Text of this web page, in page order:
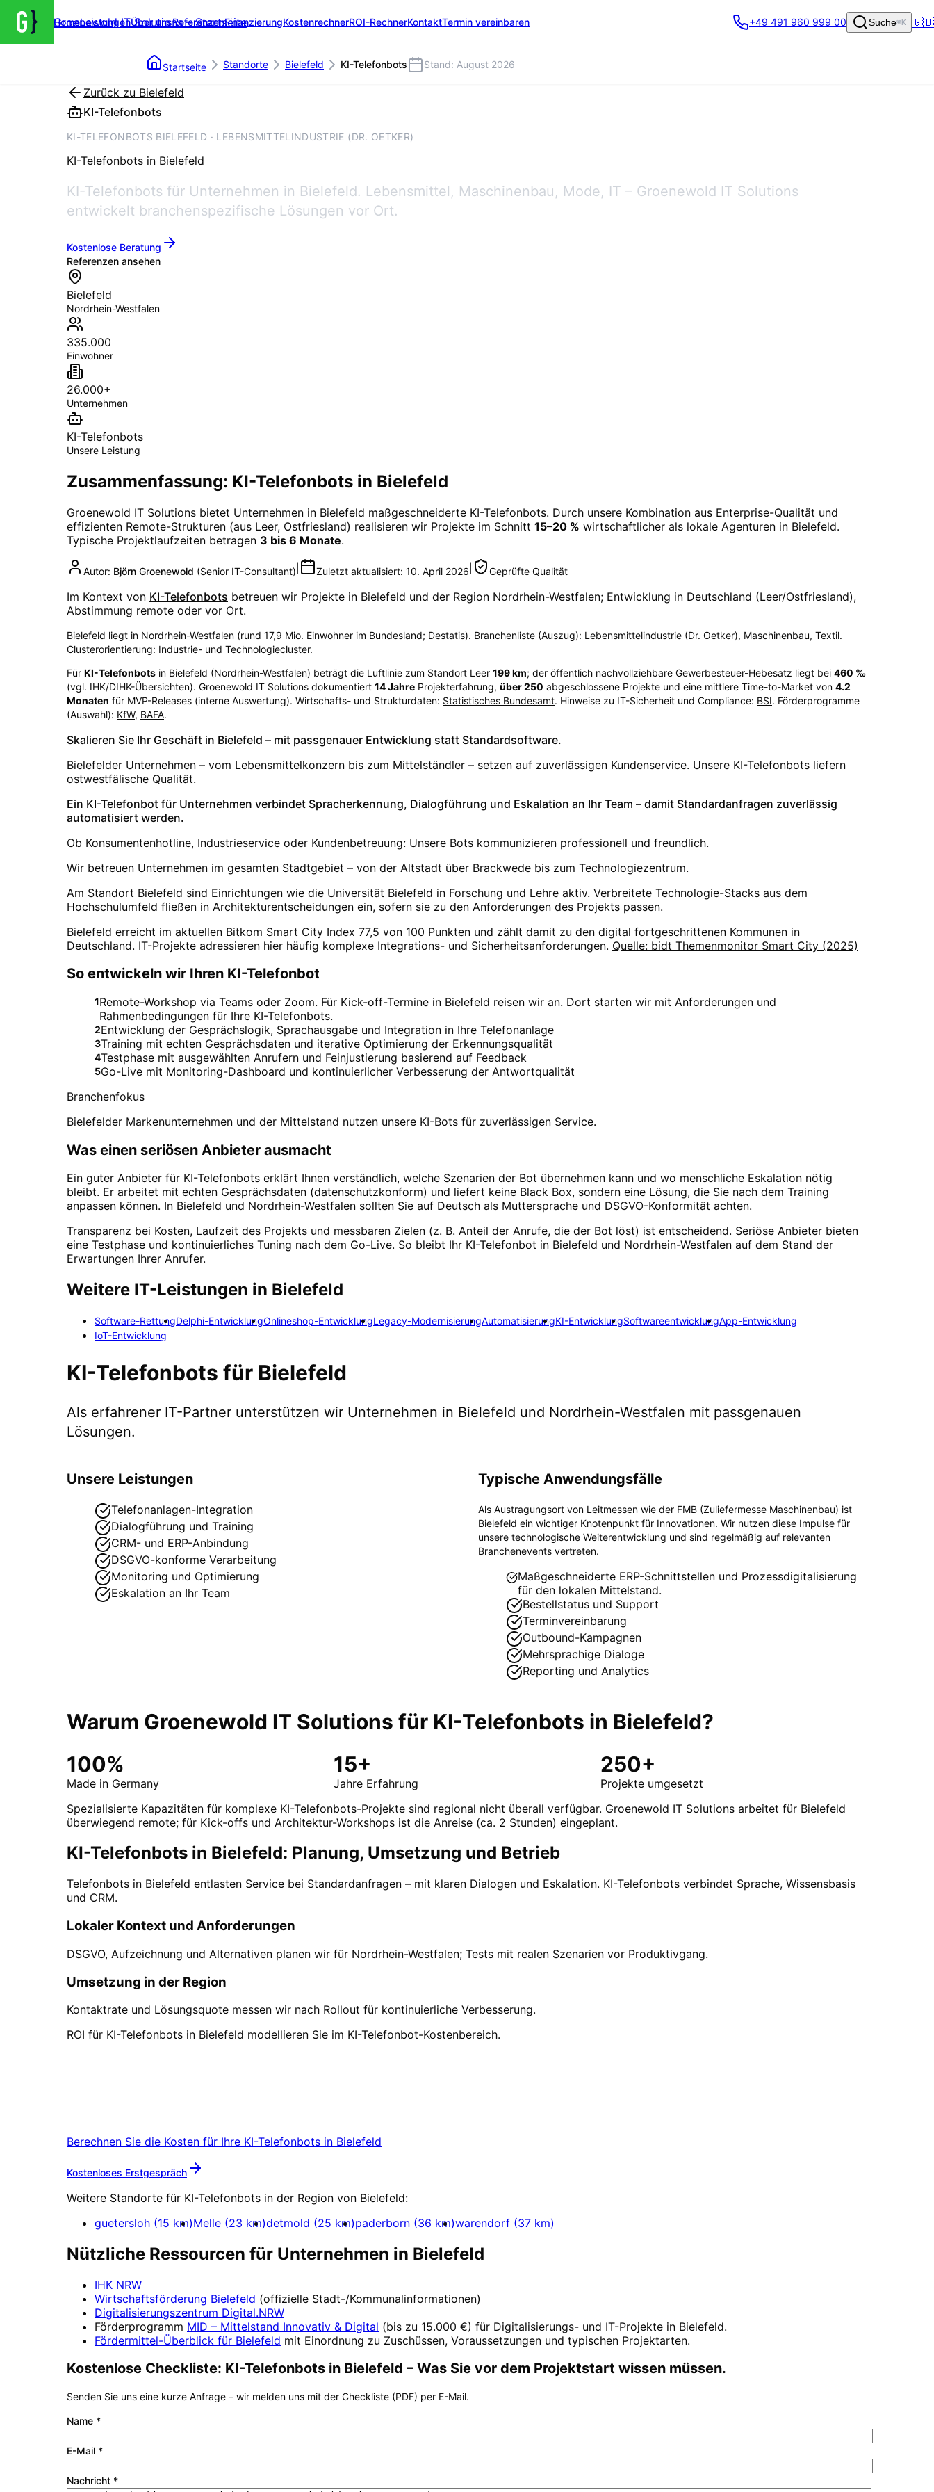
Groenewold IT Solutions – Startseite
HomeLeistungenÜber unsReferenzenFinanzierungKostenrechnerROI-RechnerKontaktTermin vereinbaren
Startseite Standorte Bielefeld KI-Telefonbots Stand: August 2026
+49 491 960 999 00 Suche⌘K 🇬🇧
Zurück zu Bielefeld
KI-Telefonbots
KI-TELEFONBOTS BIELEFELD · LEBENSMITTELINDUSTRIE (DR. OETKER)
KI-Telefonbots in Bielefeld
KI-Telefonbots für Unternehmen in Bielefeld. Lebensmittel, Maschinenbau, Mode, IT – Groenewold IT Solutions
entwickelt branchenspezifische Lösungen vor Ort.
Kostenlose Beratung
Referenzen ansehen
Bielefeld
Nordrhein-Westfalen
335.000
Einwohner
26.000+
Unternehmen
KI-Telefonbots
Unsere Leistung
Zusammenfassung: KI-Telefonbots in Bielefeld
Groenewold IT Solutions bietet Unternehmen in Bielefeld maßgeschneiderte KI-Telefonbots. Durch unsere Kombination aus Enterprise-Qualität und
effizienten Remote-Strukturen (aus Leer, Ostfriesland) realisieren wir Projekte im Schnitt 15–20 % wirtschaftlicher als lokale Agenturen in Bielefeld.
Typische Projektlaufzeiten betragen 3 bis 6 Monate.
Autor: Björn Groenewold (Senior IT-Consultant) Zuletzt aktualisiert: 10. April 2026 Geprüfte Qualität
Im Kontext von KI-Telefonbots betreuen wir Projekte in Bielefeld und der Region Nordrhein-Westfalen; Entwicklung in Deutschland (Leer/Ostfriesland),
Abstimmung remote oder vor Ort.
Bielefeld liegt in Nordrhein-Westfalen (rund 17,9 Mio. Einwohner im Bundesland; Destatis). Branchenliste (Auszug): Lebensmittelindustrie (Dr. Oetker), Maschinenbau, Textil.
Clusterorientierung: Industrie- und Technologiecluster.
Für KI-Telefonbots in Bielefeld (Nordrhein-Westfalen) beträgt die Luftlinie zum Standort Leer 199km; der öffentlich nachvollziehbare Gewerbesteuer-Hebesatz liegt bei 460 ‰
(vgl. IHK/DIHK-Übersichten). Groenewold IT Solutions dokumentiert 14Jahre Projekterfahrung, über250 abgeschlossene Projekte und eine mittlere Time-to-Market von 4.2
Monaten für MVP-Releases (interne Auswertung). Wirtschafts- und Strukturdaten: Statistisches Bundesamt. Hinweise zu IT-Sicherheit und Compliance: BSI. Förderprogramme
(Auswahl): KfW, BAFA.
Skalieren Sie Ihr Geschäft in Bielefeld – mit passgenauer Entwicklung statt Standardsoftware.
Bielefelder Unternehmen – vom Lebensmittelkonzern bis zum Mittelständler – setzen auf zuverlässigen Kundenservice. Unsere KI-Telefonbots liefern
ostwestfälische Qualität.
Ein KI-Telefonbot für Unternehmen verbindet Spracherkennung, Dialogführung und Eskalation an Ihr Team – damit Standardanfragen zuverlässig
automatisiert werden.
Ob Konsumentenhotline, Industrieservice oder Kundenbetreuung: Unsere Bots kommunizieren professionell und freundlich.
Wir betreuen Unternehmen im gesamten Stadtgebiet – von der Altstadt über Brackwede bis zum Technologiezentrum.
Am Standort Bielefeld sind Einrichtungen wie die Universität Bielefeld in Forschung und Lehre aktiv. Verbreitete Technologie-Stacks aus dem
Hochschulumfeld fließen in Architekturentscheidungen ein, sofern sie zu den Anforderungen des Projekts passen.
Bielefeld erreicht im aktuellen Bitkom Smart City Index 77,5 von 100 Punkten und zählt damit zu den digital fortgeschrittenen Kommunen in
Deutschland. IT-Projekte adressieren hier häufig komplexe Integrations- und Sicherheitsanforderungen. Quelle: bidt Themenmonitor Smart City (2025)
So entwickeln wir Ihren KI-Telefonbot
1Remote-Workshop via Teams oder Zoom. Für Kick-off-Termine in Bielefeld reisen wir an. Dort starten wir mit Anforderungen und
Rahmenbedingungen für Ihre KI-Telefonbots.
2Entwicklung der Gesprächslogik, Sprachausgabe und Integration in Ihre Telefonanlage
3Training mit echten Gesprächsdaten und iterative Optimierung der Erkennungsqualität
4Testphase mit ausgewählten Anrufern und Feinjustierung basierend auf Feedback
5Go-Live mit Monitoring-Dashboard und kontinuierlicher Verbesserung der Antwortqualität
Branchenfokus
Bielefelder Markenunternehmen und der Mittelstand nutzen unsere KI-Bots für zuverlässigen Service.
Was einen seriösen Anbieter ausmacht
Ein guter Anbieter für KI-Telefonbots erklärt Ihnen verständlich, welche Szenarien der Bot übernehmen kann und wo menschliche Eskalation nötig
bleibt. Er arbeitet mit echten Gesprächsdaten (datenschutzkonform) und liefert keine Black Box, sondern eine Lösung, die Sie nach dem Training
anpassen können. In Bielefeld und Nordrhein-Westfalen sollten Sie auf Deutsch als Muttersprache und DSGVO-Konformität achten.
Transparenz bei Kosten, Laufzeit des Projekts und messbaren Zielen (z. B. Anteil der Anrufe, die der Bot löst) ist entscheidend. Seriöse Anbieter bieten
eine Testphase und kontinuierliches Tuning nach dem Go-Live. So bleibt Ihr KI-Telefonbot in Bielefeld und Nordrhein-Westfalen auf dem Stand der
Erwartungen Ihrer Anrufer.
Weitere IT-Leistungen in Bielefeld
Software-RettungDelphi-EntwicklungOnlineshop-EntwicklungLegacy-ModernisierungAutomatisierungKI-EntwicklungSoftwareentwicklungApp-Entwicklung
IoT-Entwicklung
KI-Telefonbots für Bielefeld
Als erfahrener IT-Partner unterstützen wir Unternehmen in Bielefeld und Nordrhein-Westfalen mit passgenauen
Lösungen.
Unsere Leistungen
Telefonanlagen-Integration
Dialogführung und Training
CRM- und ERP-Anbindung
DSGVO-konforme Verarbeitung
Monitoring und Optimierung
Eskalation an Ihr Team
Typische Anwendungsfälle
Als Austragungsort von Leitmessen wie der FMB (Zuliefermesse Maschinenbau) ist
Bielefeld ein wichtiger Knotenpunkt für Innovationen. Wir nutzen diese Impulse für
unsere technologische Weiterentwicklung und sind regelmäßig auf relevanten
Branchenevents vertreten.
Maßgeschneiderte ERP-Schnittstellen und Prozessdigitalisierung
für den lokalen Mittelstand.
Bestellstatus und Support
Terminvereinbarung
Outbound-Kampagnen
Mehrsprachige Dialoge
Reporting und Analytics
Warum Groenewold IT Solutions für KI-Telefonbots in Bielefeld?
100%
Made in Germany
15+
Jahre Erfahrung
250+
Projekte umgesetzt
Spezialisierte Kapazitäten für komplexe KI-Telefonbots-Projekte sind regional nicht überall verfügbar. Groenewold IT Solutions arbeitet für Bielefeld
überwiegend remote; für Kick-offs und Architektur-Workshops ist die Anreise (ca. 2 Stunden) eingeplant.
KI-Telefonbots in Bielefeld: Planung, Umsetzung und Betrieb
Telefonbots in Bielefeld entlasten Service bei Standardanfragen – mit klaren Dialogen und Eskalation. KI-Telefonbots verbindet Sprache, Wissensbasis
und CRM.
Lokaler Kontext und Anforderungen
DSGVO, Aufzeichnung und Alternativen planen wir für Nordrhein-Westfalen; Tests mit realen Szenarien vor Produktivgang.
Umsetzung in der Region
Kontaktrate und Lösungsquote messen wir nach Rollout für kontinuierliche Verbesserung.
ROI für KI-Telefonbots in Bielefeld modellieren Sie im KI-Telefonbot-Kostenbereich.
Berechnen Sie die Kosten für Ihre KI-Telefonbots in Bielefeld
Kostenloses Erstgespräch
Weitere Standorte für KI-Telefonbots in der Region von Bielefeld:
guetersloh (15 km)Melle (23 km)detmold (25 km)paderborn (36 km)warendorf (37 km)
Nützliche Ressourcen für Unternehmen in Bielefeld
IHK NRW
Wirtschaftsförderung Bielefeld (offizielle Stadt-/Kommunalinformationen)
Digitalisierungszentrum Digital.NRW
Förderprogramm MID – Mittelstand Innovativ & Digital (bis zu 15.000 €) für Digitalisierungs- und IT-Projekte in Bielefeld.
Fördermittel-Überblick für Bielefeld mit Einordnung zu Zuschüssen, Voraussetzungen und typischen Projektarten.
Kostenlose Checkliste: KI-Telefonbots in Bielefeld – Was Sie vor dem Projektstart wissen müssen.
Senden Sie uns eine kurze Anfrage – wir melden uns mit der Checkliste (PDF) per E-Mail.
Name *
E-Mail *
Nachricht *